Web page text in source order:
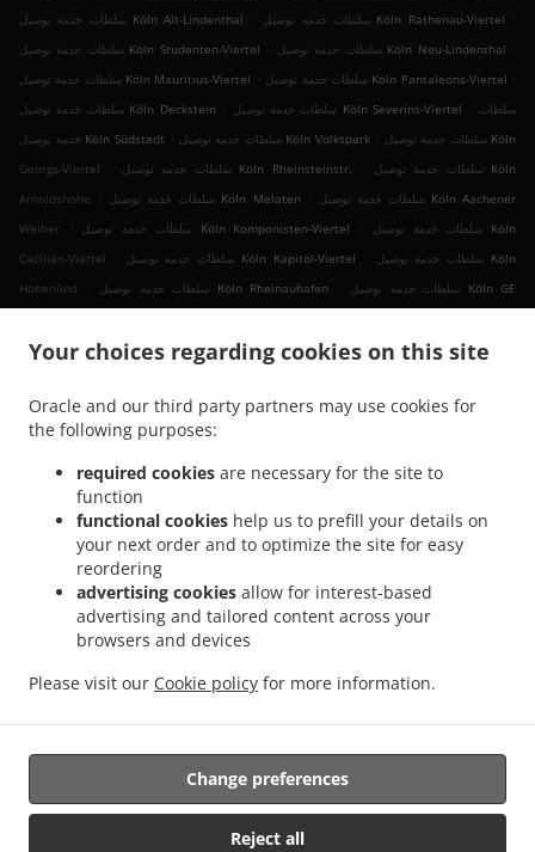
Your choices regarding cookies on this site
Oracle and our third party partners may use cookies for
the following purposes:
required cookies are necessary for the site to
function
functional cookies help us to prefill your details on
your next order and to optimize the site for easy
reordering
advertising cookies allow for interest-based
advertising and tailored content across your
browsers and devices
Please visit our Cookie policy for more information.
Reject all
Change preferences
سلطات خدمة توصيل Köln Alt-Lindenthal
. سلطات خدمة توصيل Köln Rathenau-Viertel
.
سلطات خدمة توصيل Köln Studenten-Viertel . سلطات خدمة توصيل Köln Neu-Lindenthal .
سلطات خدمة توصيل Köln Mauritius-Viertel . سلطات خدمة توصيل Köln Pantaleons-Viertel .
سلطات خدمة توصيل Köln Deckstein . سلطات خدمة توصيل Köln Severins-Viertel . سلطات
خدمة توصيل Köln Südstadt . سلطات خدمة توصيل Köln Volkspark . سلطات خدمة توصيل Köln
Georgs-Viertel
. سلطات خدمة توصيل Köln Rheinsteinstr. .
سلطات خدمة توصيل Köln
Arnoldshöhe
. سلطات خدمة توصيل Köln Melaten . سلطات خدمة توصيل Köln Aachener
Weiher
. سلطات خدمة توصيل Köln Komponisten-Viertel .
سلطات خدمة توصيل Köln
Cäcilien-Viertel
. سلطات خدمة توصيل Köln Kapitol-Viertel . سلطات خدمة توصيل Köln
Hohenlind
. سلطات خدمة توصيل Köln Rheinauhafen . سلطات خدمة توصيل Köln GE
Güterverkehrszentrum Eifeltor . سلطات خدمة توصيل Köln Colonius . سلطات خدمة توصيل
Neu-Hahnwald
. سلطات خدمة توصيل Köln Alt-Hahnwald . سلطات خدمة توصيل Köln
Schillingsrott .
Rondorf-Ost
سلطات خدمة توصيل Köln Hochkirchen
سلطات خدمة توصيل Köln Flußviertel
سلطات خدمة توصيل Köln Auenviertel
خدمة توصيل Köln Rondorf-West . سلطات خدمة توصيل Köln Künstler-Viertel . سلطات خدمة
توصيل Köln Lindenthal
. سلطات خدمة توصيل Köln Innenstadt .
سلطات خدمة توصيل Köln
سلطات خدمة توصيل Köln . سلطات خدمة توصيل Oelsnitz/Erzgebirge Innenstadt
سلطات خدمة توصيل Oelsnitz/Erzgebirge . سلطات خدمة توصيل Hürth Efferen
توصيل Hürth Lindenthal .
Rodenkirchen
. سلطات خدمة توصيل Hürth Kalscheuren . سلطات خدمة توصيل Hürth